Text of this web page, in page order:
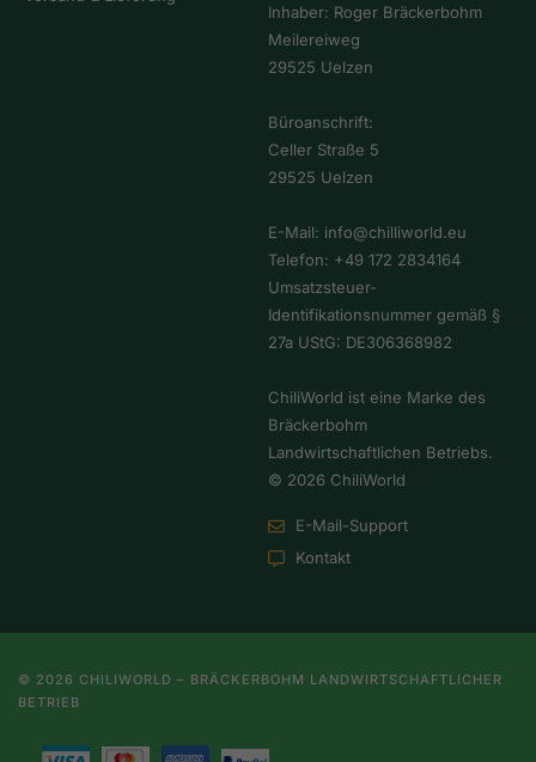
Inhaber: Roger Bräckerbohm
Meilereiweg
29525 Uelzen
Büroanschrift:
Celler Straße 5
29525 Uelzen
E-Mail: info@chilliworld.eu
Telefon: +49 172 2834164
Umsatzsteuer-
Identifikationsnummer gemäß §
27a UStG: DE306368982
ChiliWorld ist eine Marke des
Bräckerbohm
Landwirtschaftlichen Betriebs.
© 2026 ChiliWorld
E-Mail-Support
Kontakt
© 2026 CHILIWORLD – BRÄCKERBOHM LANDWIRTSCHAFTLICHER
BETRIEB